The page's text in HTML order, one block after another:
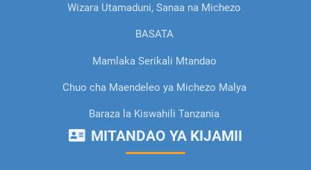
Wizara Utamaduni, Sanaa na Michezo
BASATA
Mamlaka Serikali Mtandao
Chuo cha Maendeleo ya Michezo Malya
Baraza la Kiswahili Tanzania
MITANDAO YA KIJAMII